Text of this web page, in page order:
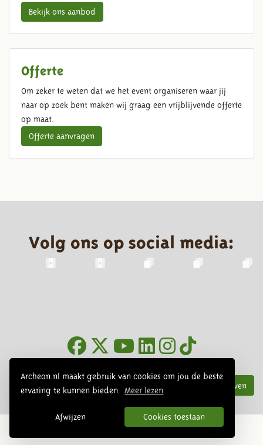
Archeon.nl maakt gebruik van cookies om jou de beste
ervaring te kunnen bieden.
Meer lezen
Afwijzen Cookies toestaan
Bekijk ons aanbod
Offerte
Om zeker te weten dat we het event organiseren waar jij
naar op zoek bent maken wij graag een vrijblijvende offerte
op maat.
Offerte aanvragen
Volg ons op social media:
Inschrijven